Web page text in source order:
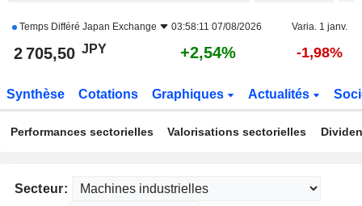
Temps Différé Japan Exchange 03:58:11 07/08/2026 Varia. 1 janv.
2 705,50 JPY +2,54% -1,98%
Synthèse Cotations Graphiques Actualités
Performances sectorielles Valorisations sectorielles
Secteur: